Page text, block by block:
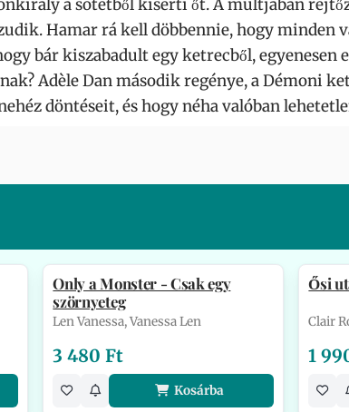
a sötétből kísérti őt. A múltjában
Hamar rá kell döbbennie, hogy minden
bár kiszabadult egy ketrecből, egyenesen
Adèle Dan második regénye, a Démoni
döntéseit, és hogy néha valóban
Only a Monster - Csak egy
szörnyeteg
Len Vanessa, Vanessa Len
3 480 Ft
Kosárba
Ősi
Clair
1